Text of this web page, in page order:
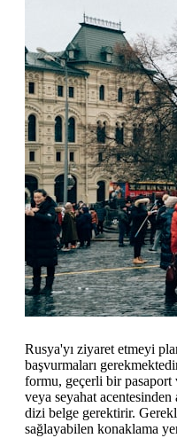
Rusya'yı ziyaret etmeyi
başvurmaları
formu, geçerli bir pasaport
veya seyahat
dizi belge gerektirir.
sağlayabilen konaklama